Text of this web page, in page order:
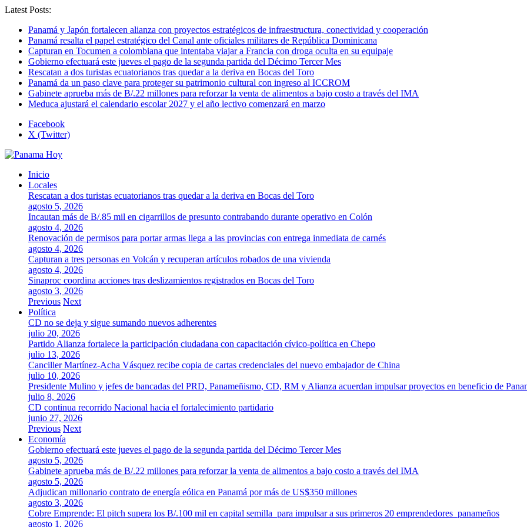
Latest Posts:
Panamá y Japón fortalecen alianza con proyectos estratégicos de infraestructura, conectividad y cooperación
Panamá resalta el papel estratégico del Canal ante oficiales militares de República Dominicana
Capturan en Tocumen a colombiana que intentaba viajar a Francia con droga oculta en su equipaje
Gobierno efectuará este jueves el pago de la segunda partida del Décimo Tercer Mes
Rescatan a dos turistas ecuatorianos tras quedar a la deriva en Bocas del Toro
Panamá da un paso clave para proteger su patrimonio cultural con ingreso al ICCROM
Gabinete aprueba más de B/.22 millones para reforzar la venta de alimentos a bajo costo a través del IMA
Meduca ajustará el calendario escolar 2027 y el año lectivo comenzará en marzo
Facebook
X (Twitter)
Inicio
Locales
Rescatan a dos turistas ecuatorianos tras quedar a la deriva en Bocas del Toro
agosto 5, 2026
Incautan más de B/.85 mil en cigarrillos de presunto contrabando durante operativo en Colón
agosto 4, 2026
Renovación de permisos para portar armas llega a las provincias con entrega inmediata de carnés
agosto 4, 2026
Capturan a tres personas en Volcán y recuperan artículos robados de una vivienda
agosto 4, 2026
Sinaproc coordina acciones tras deslizamientos registrados en Bocas del Toro
agosto 3, 2026
Previous Next
Política
CD no se deja y sigue sumando nuevos adherentes
julio 20, 2026
Partido Alianza fortalece la participación ciudadana con capacitación cívico-política en Chepo
julio 13, 2026
Canciller Martínez-Acha Vásquez recibe copia de cartas credenciales del nuevo embajador de China
julio 10, 2026
Presidente Mulino y jefes de bancadas del PRD, Panameñismo, CD, RM y Alianza acuerdan impulsar proyectos en beneficio de
julio 8, 2026
CD continua recorrido Nacional hacia el fortalecimiento partidario
junio 27, 2026
Previous Next
Economía
Gobierno efectuará este jueves el pago de la segunda partida del Décimo Tercer Mes
agosto 5, 2026
Gabinete aprueba más de B/.22 millones para reforzar la venta de alimentos a bajo costo a través del IMA
agosto 5, 2026
Adjudican millonario contrato de energía eólica en Panamá por más de US$350 millones
agosto 3, 2026
Cobre Emprende: El pitch supera los B/.100 mil en capital semilla para impulsar a sus primeros 20 emprendedores panameños
agosto 1, 2026